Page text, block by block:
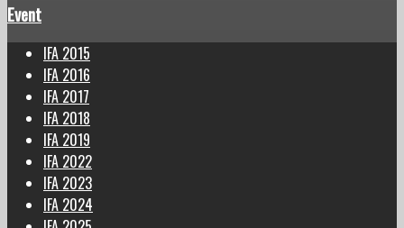
Event
IFA 2015
IFA 2016
IFA 2017
IFA 2018
IFA 2019
IFA 2022
IFA 2023
IFA 2024